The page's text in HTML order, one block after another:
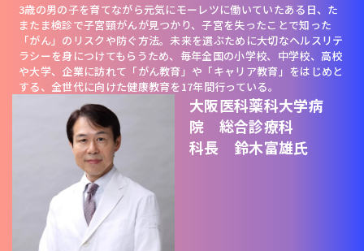
3歳の男の子を育てながら元気にモーレツに働いていたある日、た
またま検診で子宮頸がんが見つかり、子宮を失ったことで知った
「がん」のリスクや防ぐ方法。未来を選ぶために大切なヘルスリテ
ラシーを身につけてもらうため、毎年全国の小学校、中学校、高校
や大学、企業に訪れて「がん教育」や「キャリア教育」をはじめと
する、全世代に向けた健康教育を17年間行っている。
大阪医科薬科大学病
院 総合診療科
科長 鈴木富雄氏